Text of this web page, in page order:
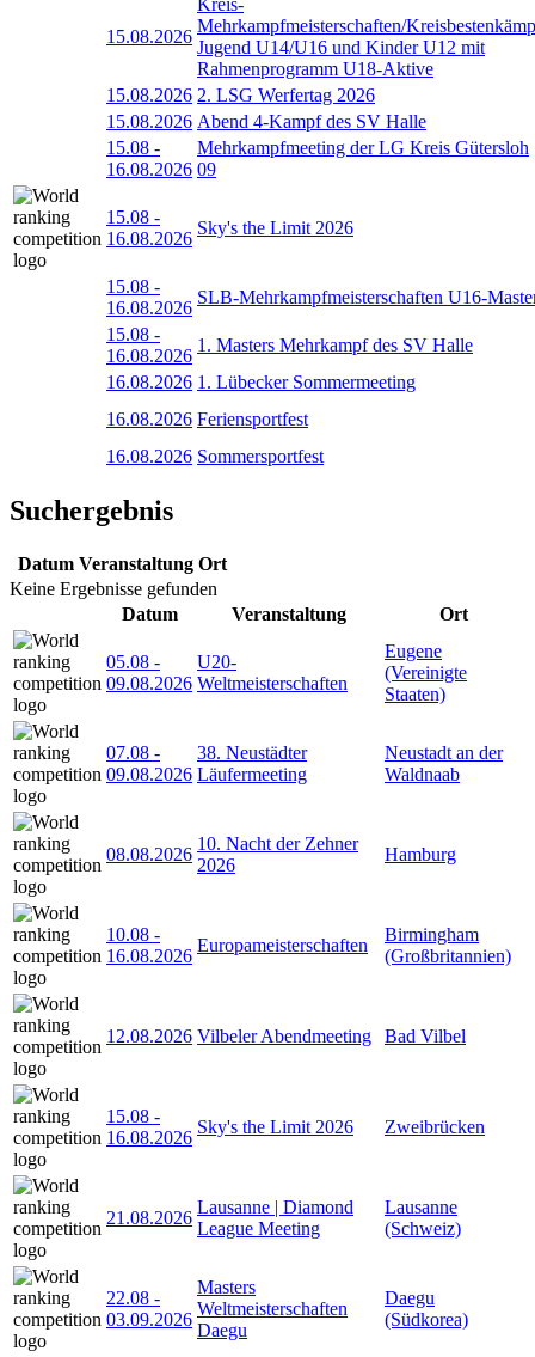
15.08.2026
Mehrkampfmeisterschaften/
Jugend U14/U16 und Kinder U12 mit
Rahmenprogramm U18-Aktive
15.08.2026 2. LSG Werfertag 2026
15.08.2026 Abend 4-Kampf des SV Halle
15.08 -
16.08.2026
Mehrkampfmeeting der LG Kreis Gütersloh
09
15.08 -
16.08.2026
Sky's the Limit 2026
15.08 -
16.08.2026
SLB-Mehrkampfmeisterschaften U16-
15.08 -
16.08.2026
1. Masters Mehrkampf des SV Halle
16.08.2026 1. Lübecker Sommermeeting
16.08.2026 Feriensportfest
16.08.2026 Sommersportfest
Suchergebnis
Datum Veranstaltung Ort
Keine Ergebnisse gefunden
Datum
Veranstaltung Ort
05.08 -
09.08.2026
U20-
Weltmeisterschaften
Eugene
(Vereinigte
Staaten)
07.08 -
09.08.2026
38. Neustädter
Läufermeeting
Neustadt an der
Waldnaab
08.08.2026
10. Nacht der Zehner
2026
Hamburg
10.08 -
16.08.2026
Europameisterschaften
Birmingham
(Großbritannien)
12.08.2026 Vilbeler Abendmeeting Bad Vilbel
15.08 -
16.08.2026
Sky's the Limit 2026 Zweibrücken
21.08.2026
Lausanne | Diamond
League Meeting
Lausanne
(Schweiz)
22.08 -
03.09.2026
Masters
Weltmeisterschaften
Daegu
Daegu
(Südkorea)